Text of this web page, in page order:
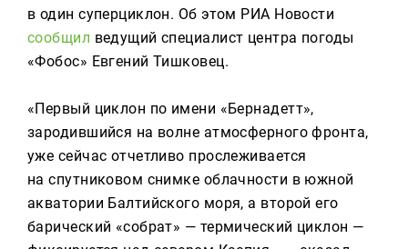
в один суперциклон. Об этом РИА Новости
сообщил ведущий специалист центра погоды
«Фобос» Евгений Тишковец.
«Первый циклон по имени «Бернадетт»,
зародившийся на волне атмосферного фронта,
уже сейчас отчетливо прослеживается
на спутниковом снимке облачности в южной
акватории Балтийского моря, а второй его
барический «собрат» — термический циклон —